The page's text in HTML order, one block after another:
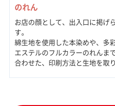
のれん
お店の顔として、出入口に掲げ
す。
綿生地を使用した本染めや、多
エステルのフルカラーのれんま
合わせた、印刷方法と生地を取